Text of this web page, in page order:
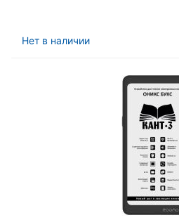
Нет в наличии